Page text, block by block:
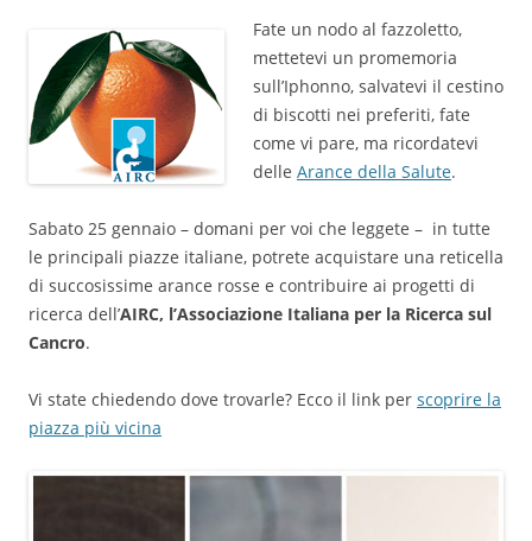
Fate un nodo al fazzoletto,
mettetevi un promemoria
sull’Iphonno, salvatevi il cestino
di biscotti nei preferiti, fate
come vi pare, ma ricordatevi
delle Arance della Salute.
Sabato 25 gennaio – domani per voi che leggete – in tutte
le principali piazze italiane, potrete acquistare una reticella
di succosissime arance rosse e contribuire ai progetti di
ricerca dell’AIRC, l’Associazione Italiana per la Ricerca sul
Cancro.
Vi state chiedendo dove trovarle? Ecco il link per scoprire la
piazza più vicina